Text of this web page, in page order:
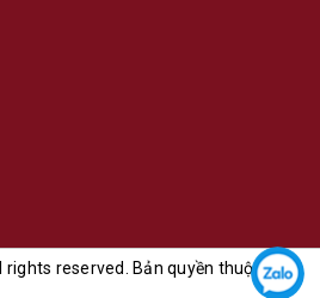
rights reserved. Bản quyền thuộc Anh